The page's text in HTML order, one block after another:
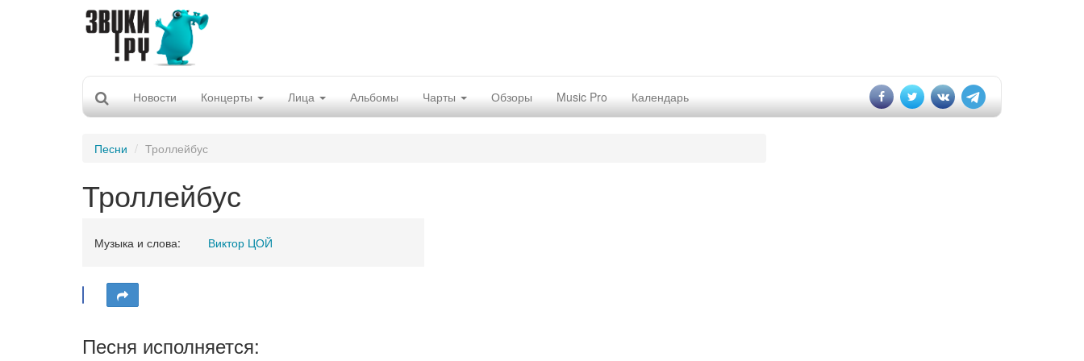
Новости Концерты Лица Альбомы Чарты Обзоры Music Pro Календарь
Песни Троллейбус
Троллейбус
Музыка и слова: Виктор ЦОЙ
Песня исполняется: